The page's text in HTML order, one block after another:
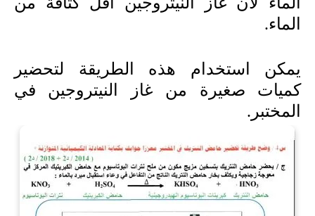
الماء.
يمكن استخدام هذه الطريقة لتحضير
كميات صغيرة من غاز النيتروجين في
المختبر.